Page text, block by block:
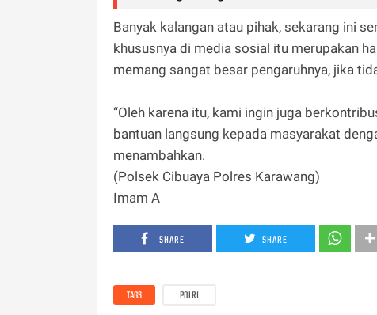
Banyak kalangan atau pihak, sekarang ini
khususnya di media sosial itu merupakan
memang sangat besar pengaruhnya, jika
“Oleh karena itu, kami ingin juga
bantuan langsung kepada masyarakat
menambahkan.
(Polsek Cibuaya Polres Karawang)
Imam A
SHARE SHARE
TAGS POLRI